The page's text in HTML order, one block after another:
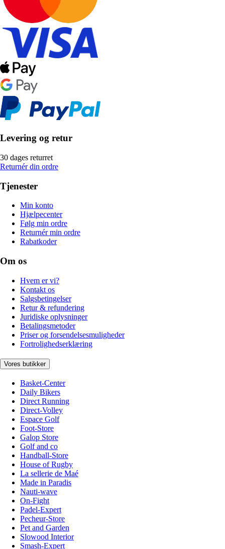
Levering og retur
30 dages returret
Returnér din ordre
Tjenester
Min konto
Hjælpecenter
Følg min ordre
Returnér min ordre
Rabatkoder
Om os
Hvem er vi?
Kontakt os
Salgsbetingelser
Retur & refundering
Juridiske oplysninger
Betalingsmetoder
Priser og forsendelsesmuligheder
Fortrolighedserklæring
Vores butikker
Basket-Center
Daily Bikers
Direct Running
Direct-Volley
Espace Golf
Foot-Store
Galop Store
Golf and co
Handball-Store
House of Rugby
La sellerie de Maé
Made in Paradis
Nauti-wave
On-Fight
Padel-Expert
Pecheur-Store
Pet and Garden
Slowood Interior
Smash-Expert